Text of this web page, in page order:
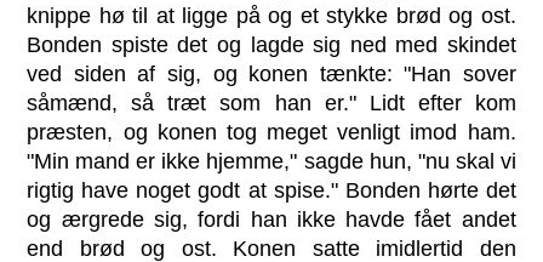
knippe hø til at ligge på og et stykke brød og ost.
Bonden spiste det og lagde sig ned med skindet
ved siden af sig, og konen tænkte: "Han sover
såmænd, så træt som han er." Lidt efter kom
præsten, og konen tog meget venligt imod ham.
"Min mand er ikke hjemme," sagde hun, "nu skal vi
rigtig have noget godt at spise." Bonden hørte det
og ærgrede sig, fordi han ikke havde fået andet
end brød og ost. Konen satte imidlertid den